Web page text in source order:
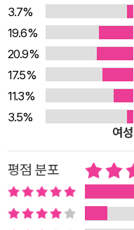
없이 쓸쓸하면서도 타인
못하는 그는, 과거 파리
되어 돌아온 그 순간부
한 사랑의 세계를 보여
여주었다. 그런 그에게
이번 시집의 출간 제안
났”(「시인의 말」)다는
기 위해 영원히 녹지 않
사랑은 과거의 흔적을
않는다. 단지, 사랑 그것
이다. 사실 사랑의 시집
3.7%
19.6%
20.9%
17.5%
11.3%
3.5%
여성
평점 분포